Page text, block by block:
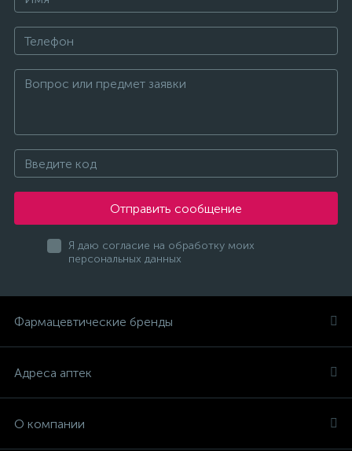
Отправить сообщение
Я даю согласие на обработку моих
персональных данных
Фармацевтические бренды
Адреса аптек
О компании